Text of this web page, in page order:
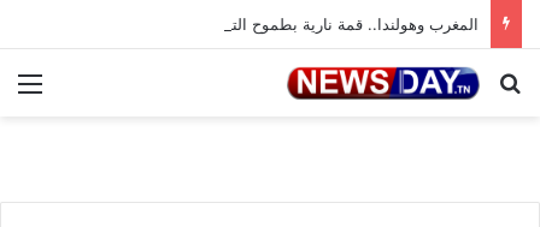
المغرب وهولندا.. قمة نارية بطموح التأهل إلى ثمن النهائي
بحث عن